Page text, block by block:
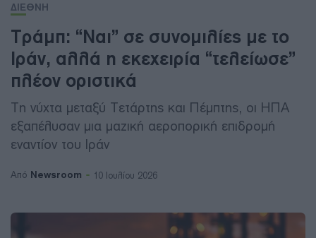
ΔΙΕΘΝΗ
Τράμπ: “Ναι” σε συνομιλίες με το
Ιράν, αλλά η εκεχειρία “τελείωσε”
πλέον οριστικά
Τη νύχτα μεταξύ Τετάρτης και Πέμπτης, οι ΗΠΑ
εξαπέλυσαν μια μαζική αεροπορική επιδρομή
εναντίον του Ιράν
Από Newsroom 10 Ιουλίου 2026